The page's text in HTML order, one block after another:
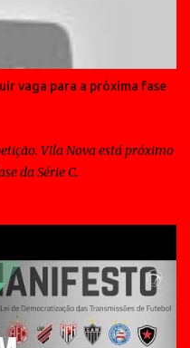
vaga para a próxima fase
Vila Nova está próximo
da Série C.